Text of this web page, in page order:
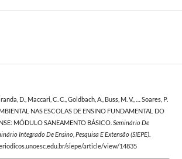
D., Maccari, C. C., Goldbach, A., Buss, M. V., … Soares, P.
NAS ESCOLAS DE ENSINO FUNDAMENTAL DO
MÓDULO SANEAMENTO BÁSICO. Seminário De
Integrado De Ensino, Pesquisa E Extensão (SIEPE).
siepe/article/view/14835